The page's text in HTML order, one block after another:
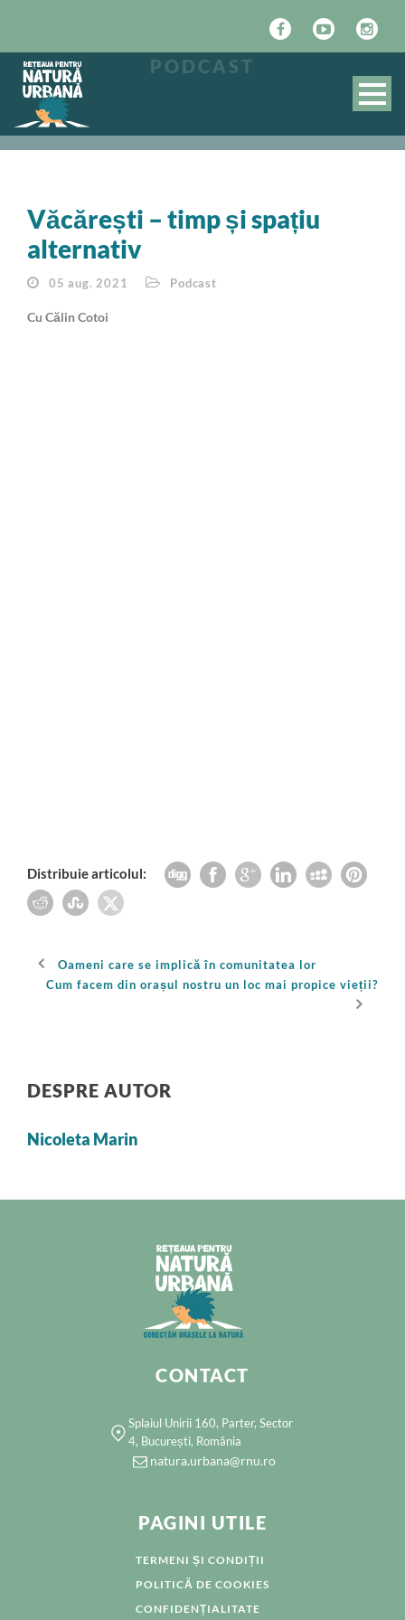
PODCAST
Văcărești – timp și spațiu
alternativ
05 aug. 2021 Podcast
Cu Călin Cotoi
Distribuie articolul:
Oameni care se implică în comunitatea lor
Cum facem din orașul nostru un loc mai propice vieții?
DESPRE AUTOR
Nicoleta Marin
CONTACT
Splaiul Unirii 160, Parter, Sector
4, București, România
natura.urbana@rnu.ro
PAGINI UTILE
TERMENI ȘI CONDIȚII
POLITICĂ DE COOKIES
CONFIDENȚIALITATE